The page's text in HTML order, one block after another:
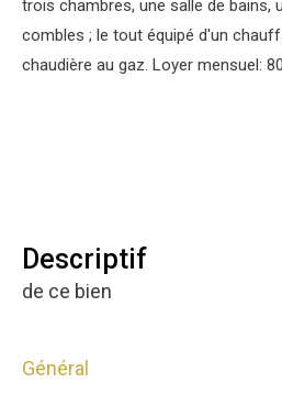
trois chambres, une salle de bains,
combles ; le tout équipé d'un
chaudière au gaz. Loyer mensuel:
descriptif
de ce bien
Général